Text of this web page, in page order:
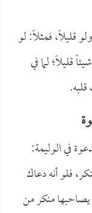
قليلاً، فمثلاً: لو
قليلاً؛ لما في
في الوليمة:
فلو أنه دعاك
منكر من